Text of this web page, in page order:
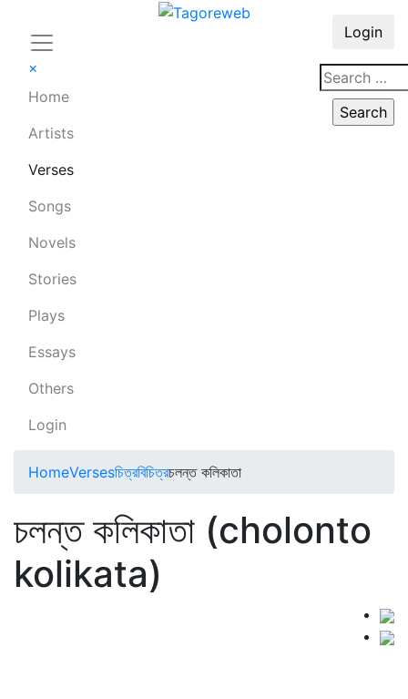
×
Home
Artists
Verses
Songs
Novels
Stories
Plays
Essays
Others
Login
Login
HomeVersesচিত্রবিচিত্রচলন্ত কলিকাতা
চলন্ত কলিকাতা (cholonto
kolikata)